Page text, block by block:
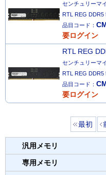
センチュリーマ
RTL REG DDR5
品目コード：
要ログイン
RTL REG
センチュリーマ
RTL REG DDR5
品目コード：
要ログイン
最初
汎用メモリ
専用メモリ